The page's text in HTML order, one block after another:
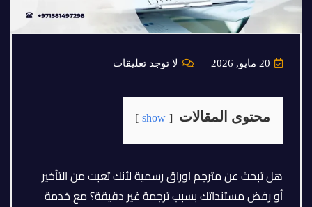
لا توجد تعليقات
محتوى المقالات show
هل تبحث عن مترجم اوراق رسمية لأنك تعبت من التأخير
أو رفض مستنداتك بسبب ترجمة غير دقيقة؟ مع خدمة